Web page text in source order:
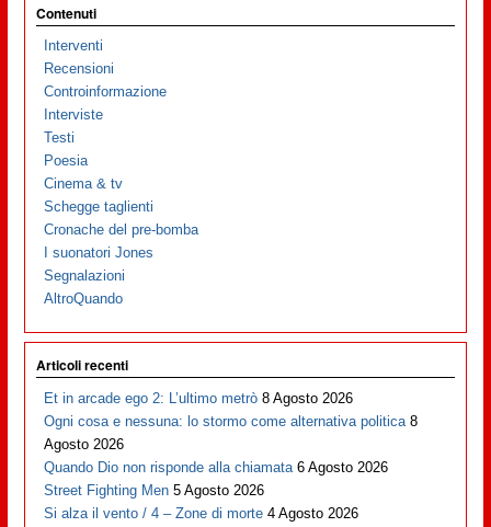
Contenuti
Interventi
Recensioni
Controinformazione
Interviste
Testi
Poesia
Cinema & tv
Schegge taglienti
Cronache del pre-bomba
I suonatori Jones
Segnalazioni
AltroQuando
Articoli recenti
Et in arcade ego 2: L’ultimo metrò 8 Agosto 2026
Ogni cosa e nessuna: lo stormo come alternativa politica 8
Agosto 2026
Quando Dio non risponde alla chiamata 6 Agosto 2026
Street Fighting Men 5 Agosto 2026
Si alza il vento / 4 – Zone di morte 4 Agosto 2026